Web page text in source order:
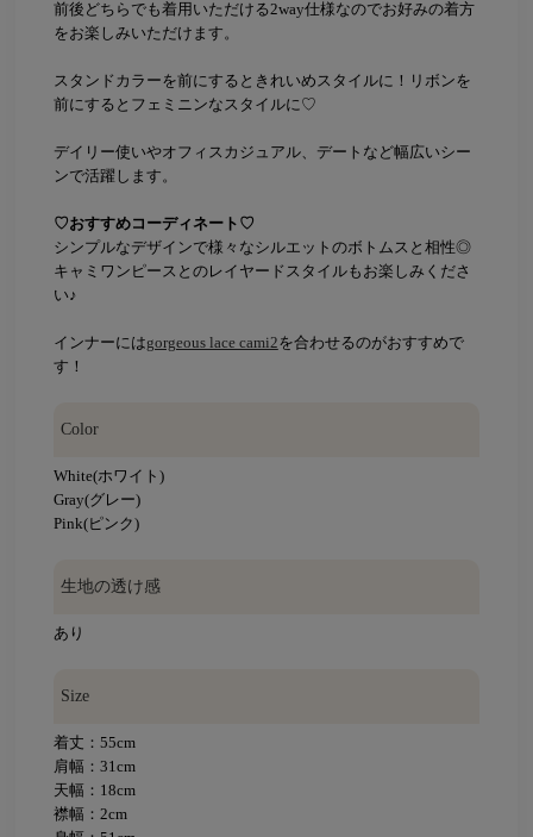
前後どちらでも着用いただける2way仕様なのでお好みの着方
をお楽しみいただけます。
スタンドカラーを前にするときれいめスタイルに！リボンを
前にするとフェミニンなスタイルに♡
デイリー使いやオフィスカジュアル、デートなど幅広いシー
ンで活躍します。
♡おすすめコーディネート♡
シンプルなデザインで様々なシルエットのボトムスと相性◎
キャミワンピースとのレイヤードスタイルもお楽しみくださ
い♪
インナーにはgorgeous lace cami2を合わせるのがおすすめで
す！
Color
White(ホワイト)
Gray(グレー)
Pink(ピンク)
生地の透け感
あり
Size
着丈：55cm
肩幅：31cm
天幅：18cm
襟幅：2cm